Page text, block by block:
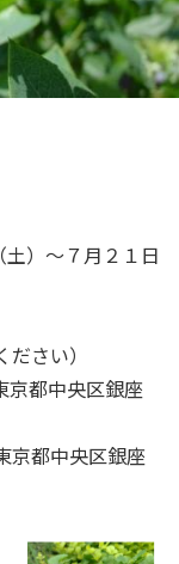
）～７月２１日
さい）
京都中央区銀座
京都中央区銀座